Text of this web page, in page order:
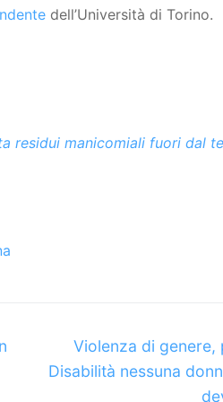
dell’Università di Torino.
residui manicomiali fuori dal
Articolo
successivo:
Violenza di genere,
Disabilità nessuna